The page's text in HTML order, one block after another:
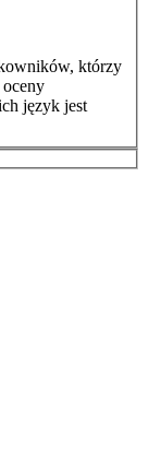
którzy
język jest